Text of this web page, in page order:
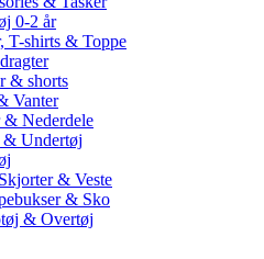
0-2 år
T-shirts & Toppe
& shorts
Vanter
Nederdele
Undertøj
& Veste
& Sko
& Overtøj